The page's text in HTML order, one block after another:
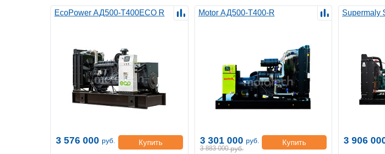
EcoPower АД500-T400ECO R
3 576 000 руб. Купить
Motor АД500-Т400-R
3 883 000 руб.
3 301 000 руб. Купить
Supermaly
3 906